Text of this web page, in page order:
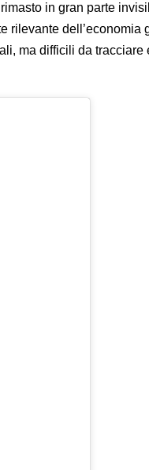
in gran parte
rilevante dell’economia
ma difficili da tracciare